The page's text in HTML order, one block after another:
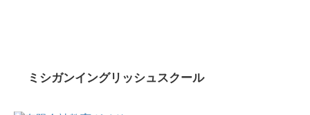
ミシガンイングリッシュスクール